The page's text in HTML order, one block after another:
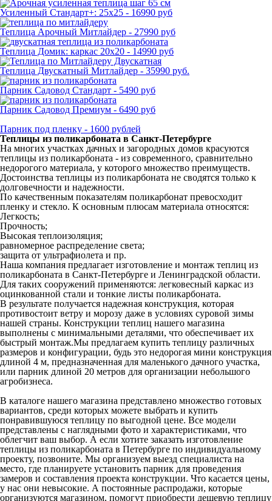
Усиленный Стандарт+: 25х25 - 16990 руб
Теплица Арочный Митлайдер - 27990 руб
Теплица Домик: каркас 20х20 - 14990 руб
Теплица Двускатный Митлайдер - 35990 руб.
Парник Садовод Стандарт - 5490 руб
Парник Садовод Премиум - 6490 руб
Парник под пленку - 1600 рублей
Теплицы из поликарбоната в Санкт-Петербурге
На многих участках дачных и загородных домов красуются
теплицы из поликарбоната - из современного, сравнительно
недорогого материала, у которого множество преимуществ.
Достоинства теплицы из поликарбоната не сводятся только к
долговечности и надежности.
По качественным показателям поликарбонат превосходит
пленку и стекло. К основным плюсам материала относятся:
Легкость;
Прочность;
Высокая теплоизоляция;
равномерное распределение света;
защита от ультрафиолета и пр.
Наша компания предлагает изготовление и монтаж теплиц из
поликарбоната в Санкт-Петербурге и Ленинградской области.
Для таких сооружений применяются: легковесный каркас из
оцинкованной стали и тонкие листы поликарбоната.
В результате получается надежная конструкция, которая
противостоит ветру и морозу даже в условиях суровой зимы
нашей страны. Конструкции теплиц нашего магазина
выполнены с минимальными деталями, что обеспечивает их
быстрый монтаж.Мы предлагаем купить теплицу различных
размеров и конфигурации, будь это недорогая мини конструкция
длиной 4 м, предназначенная для маленького дачного участка,
или парник длиной 20 метров для организации небольшого
агробизнеса.
В каталоге нашего магазина представлено множество готовых
вариантов, среди которых можете выбрать и купить
понравившуюся теплицу по выгодной цене. Все модели
представлены с наглядными фото и характеристиками, что
облегчит ваш выбор. А если хотите заказать изготовление
теплицы из поликарбоната в Петербурге по индивидуальному
проекту, позвоните. Мы организуем выезд специалиста на
место, где планируете установить парник для проведения
замеров и составления проекта конструкции. Что касается цены,
у нас они невысокие. А постоянные распродажи, которые
организуются магазином, помогут приобрести дешевую теплицу